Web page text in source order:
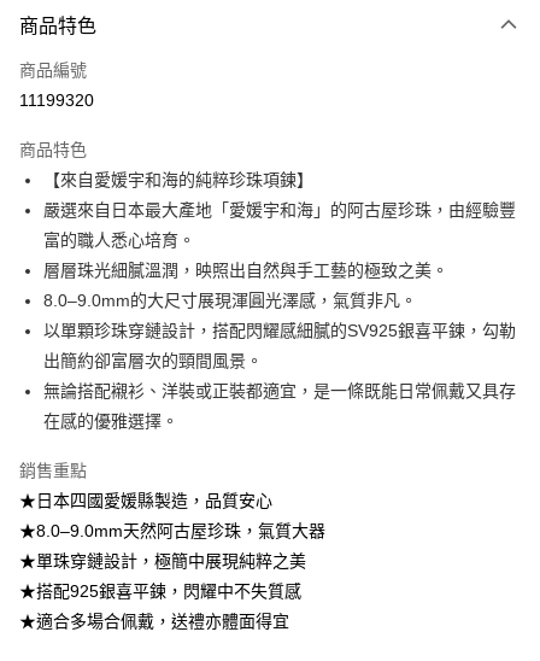
4.訂單成立30分鐘內，如未前往確認交易或遇審核未通過，訂單將自動取
消。如遇「轉專審核」未通過狀況，表示未達大哥付你分期系統評分，恕無
【繳款方式說明】
1.分期款項不併入電信帳單，「大哥付你分期」於每月結算日後寄送繳費提
2.透過簡訊連結打開帳單後，可選擇「超商條碼／台灣大直營門市／銀行轉
【注意事項】
1.本服務係由「台灣大哥大股份有限公司」（以下簡稱本公司）所提供，讓
用戶於交易時，得透過本服務購買商品或服務，並由商店將買賣／分期付款
買賣價金債權讓與本公司後，依約使用本公司帳單繳交帳款。
2.基於同意付款使用「大哥付你分期」之契約關係目的，商店將以您的個人
由本公司與您本人進行分期帳單所需資料之確認、核對及更正。
3.完整用戶服務條款，請詳閱以下連結：
每筆NT$150，滿NT$299(含以上)免運費
商品特色
商品編號
11199320
商品特色
【來自愛媛宇和海的純粹珍珠項鍊】
嚴選來自日本最大產地「愛媛宇和海」的阿古屋珍珠，由經驗豐
富的職人悉心培育。
層層珠光細膩溫潤，映照出自然與手工藝的極致之美。
8.0–9.0mm的大尺寸展現渾圓光澤感，氣質非凡。
以單顆珍珠穿鏈設計，搭配閃耀感細膩的SV925銀喜平鍊，勾勒
出簡約卻富層次的頸間風景。
無論搭配襯衫、洋裝或正裝都適宜，是一條既能日常佩戴又具存
在感的優雅選擇。
銷售重點
★日本四國愛媛縣製造，品質安心
★8.0–9.0mm天然阿古屋珍珠，氣質大器
★單珠穿鏈設計，極簡中展現純粹之美
★搭配925銀喜平鍊，閃耀中不失質感
★適合多場合佩戴，送禮亦體面得宜